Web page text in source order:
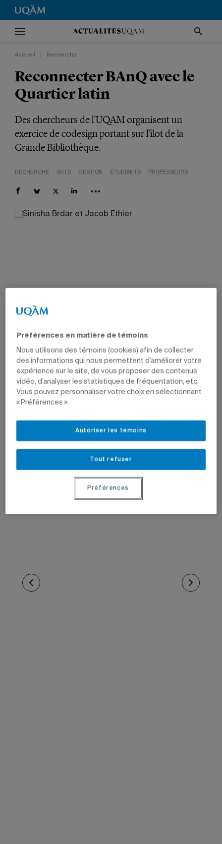
Accueil Recherche
Reconnecter BAnQ avec le
Quartier latin
Des chercheurs de l’UQAM organisent un
exercice de codesign portant sur l’îlot de la
Grande Bibliothèque.
RECHERCHE ARTS GESTION ÉTUDIANTS PROFESSEURS
Préférences en matière de témoins
Nous utilisons des témoins (cookies) afin de collecter
des informations qui nous permettent d’améliorer votre
expérience sur le site, de vous proposer des contenus
vidéo, d’analyser les statistiques de fréquentation, etc.
Vous pouvez personnaliser votre choix en sélectionnant
« Préférences ».
Tout refuser
Autoriser les témoins
Préférences